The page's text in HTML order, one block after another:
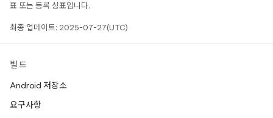
표 또는 등록 상표입니다.
최종 업데이트: 2025-07-27(UTC)
빌드
Android 저장소
요구사항